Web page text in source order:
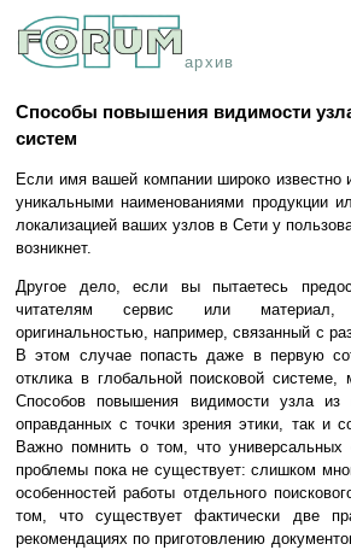
архив
Способы повышения видимости
систем
Если имя вашей компании широко известно
уникальными наименованиями продукции
локализацией ваших узлов в Сети у
возникнет.
Другое дело, если вы пытаетесь
читателям сервис или
оригинальностью, например, связанный с
В этом случае попасть даже в первую
отклика в глобальной поисковой
Способов повышения видимости узла из
оправданных с точки зрения этики, так и
Важно помнить о том, что универсальных
проблемы пока не существует: слишком
особенностей работы отдельного
том, что существует фактически две
рекомендациях по приготовлению